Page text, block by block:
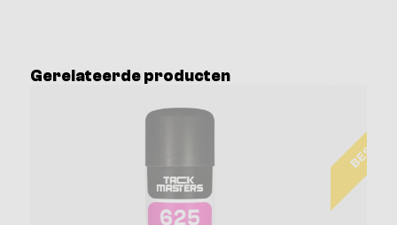
Gerelateerde producten
BESTE